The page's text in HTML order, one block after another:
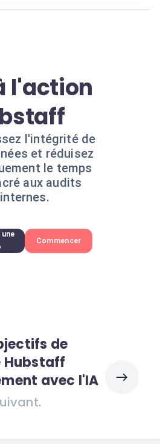
l'action
l'intégrité de
et réduisez
le temps
aux audits
internes.
une
Commencer
de
Hubstaff
avec l'IA